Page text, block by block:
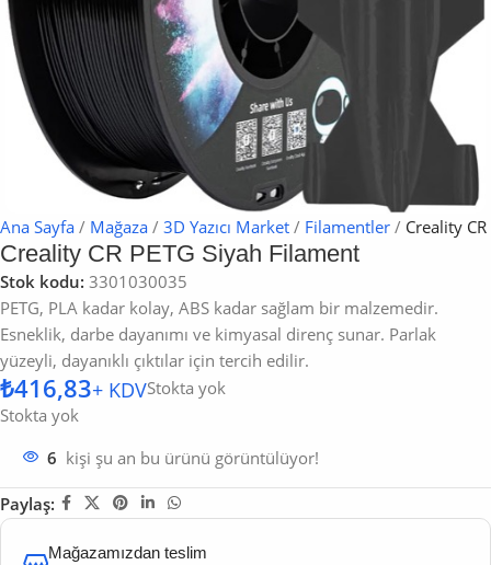
Ana Sayfa / Mağaza / 3D Yazıcı Market / Filamentler / Creality
Creality CR PETG Siyah Filament
Stok kodu: 3301030035
PETG, PLA kadar kolay, ABS kadar sağlam bir malzemedir.
Esneklik, darbe dayanımı ve kimyasal direnç sunar. Parlak
yüzeyli, dayanıklı çıktılar için tercih edilir.
₺
Stokta yok
Stokta yok
6 kişi şu an bu ürünü görüntülüyor!
Paylaş:
Mağazamızdan teslim